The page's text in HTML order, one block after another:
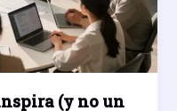
(y no un